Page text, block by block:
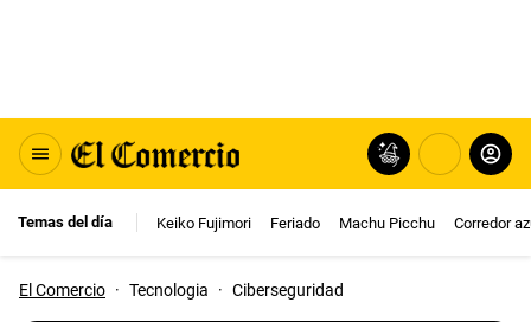
Temas del día Keiko Fujimori Feriado Machu Picchu Corredor
El Comercio · Tecnologia · Ciberseguridad